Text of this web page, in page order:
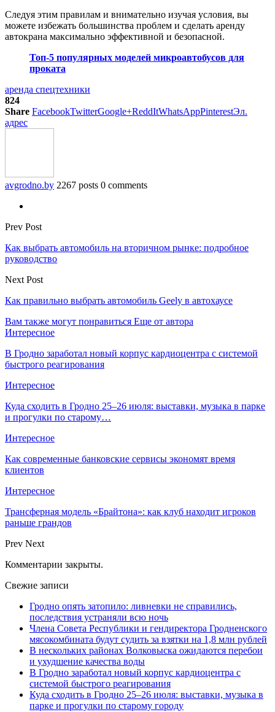
Следуя этим правилам и внимательно изучая условия, вы
можете избежать большинства проблем и сделать аренду
автокрана максимально эффективной и безопасной.
Топ-5 популярных моделей микроавтобусов для
проката
аренда спецтехники
824
Share FacebookTwitterGoogle+ReddItWhatsAppPinterestЭл.
адрес
avgrodno.by 2267 posts 0 comments
Prev Post
Как выбрать автомобиль на вторичном рынке: подробное
руководство
Next Post
Как правильно выбрать автомобиль Geely в автохаусе
Вам также могут понравиться Еще от автора
Интересное
В Гродно заработал новый корпус кардиоцентра с системой
быстрого реагирования
Интересное
Куда сходить в Гродно 25–26 июля: выставки, музыка в парке
и прогулки по старому…
Интересное
Как современные банковские сервисы экономят время
клиентов
Интересное
Трансферная модель «Брайтона»: как клуб находит игроков
раньше грандов
Prev Next
Комментарии закрыты.
Свежие записи
Гродно опять затопило: ливневки не справились,
последствия устраняли всю ночь
Члена Совета Республики и гендиректора Гродненского
мясокомбината будут судить за взятки на 1,8 млн рублей
В нескольких районах Волковыска ожидаются перебои
и ухудшение качества воды
В Гродно заработал новый корпус кардиоцентра с
системой быстрого реагирования
Куда сходить в Гродно 25–26 июля: выставки, музыка в
парке и прогулки по старому городу